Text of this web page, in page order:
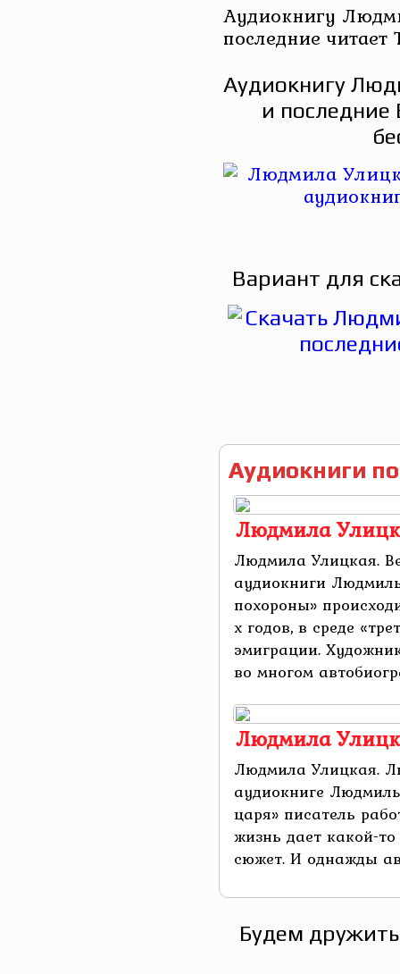
Аудиокнигу
последние читает
Аудиокнигу
и
Вариант для
Аудиокниги
Людмила
Людмила Улицкая.
аудиокниги
похороны»
х годов, в среде
эмиграции.
во многом
Людмила
Людмила Улицкая.
аудиокниге
царя» писатель
жизнь дает какой-
сюжет. И однажды
Будем